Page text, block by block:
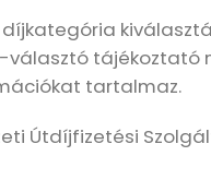
tájékoztató
tartalmaz.
Útdíjfizetési